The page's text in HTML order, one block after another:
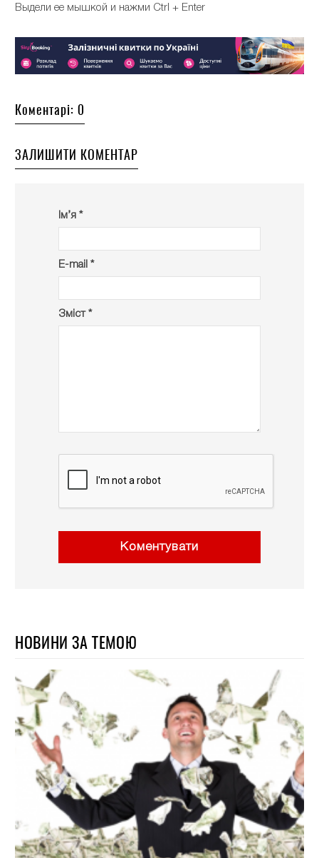
Выдели ее мышкой и нажми Ctrl + Enter
Коментарі: 0
ЗАЛИШИТИ КОМЕНТАР
Ім’я *
E-mail *
Зміст *
Коментувати
НОВИНИ ЗА ТЕМОЮ